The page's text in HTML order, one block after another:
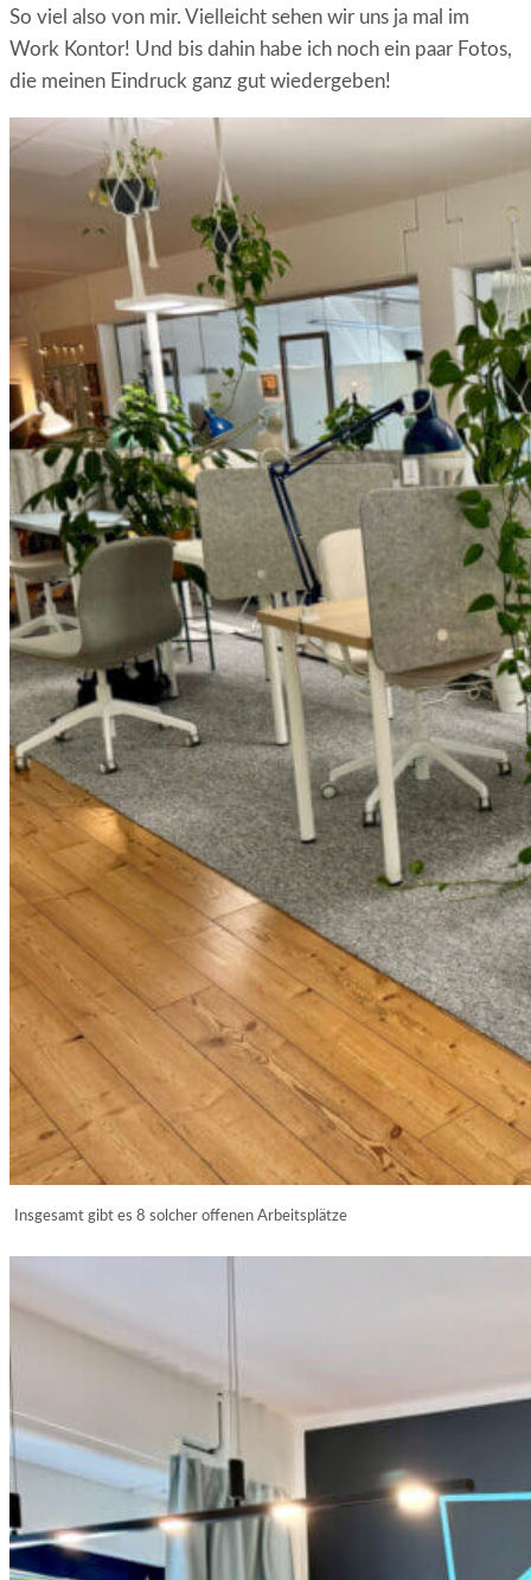
So viel also von mir. Vielleicht sehen wir uns ja mal im
Work Kontor! Und bis dahin habe ich noch ein paar Fotos,
die meinen Eindruck ganz gut wiedergeben!
Insgesamt gibt es 8 solcher offenen Arbeitsplätze